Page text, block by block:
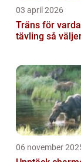
03 april 2026
Träns för
tävling så
06 november